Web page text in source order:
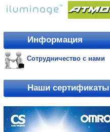
Информация
Сотрудничество с нами
Наши сертификаты